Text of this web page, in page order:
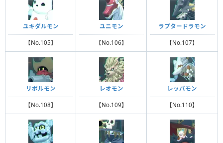
ユキダルモン
【No.105】
ユニモン
【No.106】
ラプタードラモン
【No.107】
リボルモン
【No.108】
レオモン
【No.109】
レッパモン
【No.110】